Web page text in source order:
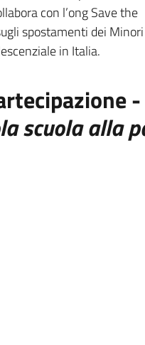
con l’ong Save the
spostamenti dei Minori
in Italia.
-
scuolaalla